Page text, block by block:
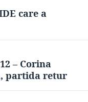
care a
– Corina
partida retur